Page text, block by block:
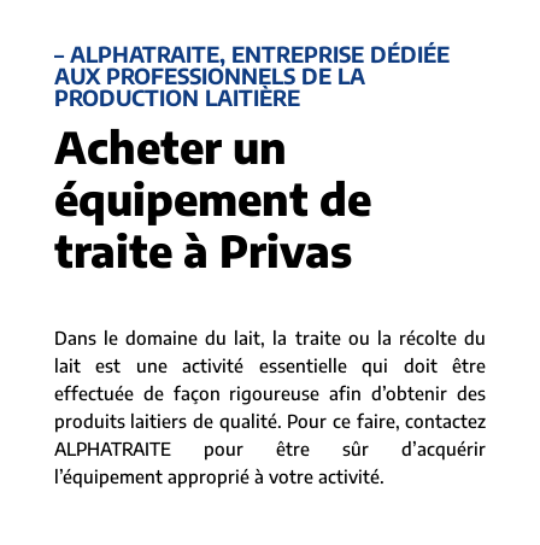
– ALPHATRAITE, ENTREPRISE DÉDIÉE
AUX PROFESSIONNELS DE LA
PRODUCTION LAITIÈRE
Acheter un
équipement de
traite à Privas
Dans le domaine du lait, la traite ou la récolte du
lait est une activité essentielle qui doit être
effectuée de façon rigoureuse afin d’obtenir des
produits laitiers de qualité. Pour ce faire, contactez
ALPHATRAITE pour être sûr d’acquérir
l’équipement approprié à votre activité.